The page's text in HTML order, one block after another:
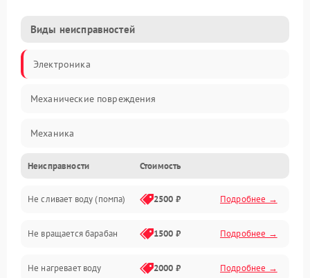
Виды неисправностей
Электроника
Механические повреждения
Механика
Электропитание
Водоснабжение
Слив
Программное обеспечение
Неисправности Стоимость
Не сливает воду (помпа) 2500 ₽ Подробнее →
Не вращается барабан 1500 ₽ Подробнее →
Не нагревает воду 2000 ₽ Подробнее →